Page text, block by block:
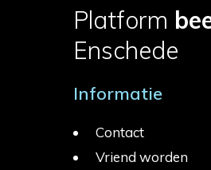
Platform
Enschede
Informatie
Contact
Vriend worden